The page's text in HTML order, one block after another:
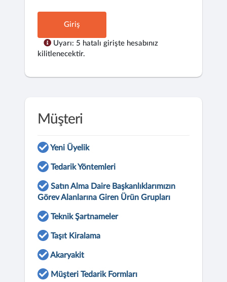
Giriş
Uyarı: 5 hatalı girişte hesabınız
kilitlenecektir.
Müşteri
Yeni Üyelik
Tedarik Yöntemleri
Satın Alma Daire Başkanlıklarımızın
Görev Alanlarına Giren Ürün Grupları
Teknik Şartnameler
Taşıt Kiralama
Akaryakit
Müşteri Tedarik Formları